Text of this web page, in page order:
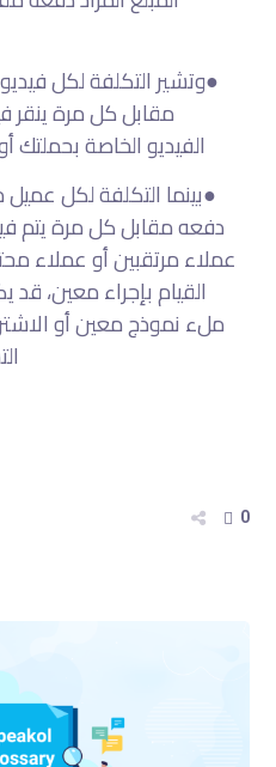
●وتشير التكلفة لكل
مقابل كل مرة
الفيديو الخاصة بحملتك
●بينما التكلفة لكل
دفعه مقابل كل مرة يتم
عملاء مرتقبين أو عملاء
القيام بإجراء معين،
ملء نموذج معين أو
0